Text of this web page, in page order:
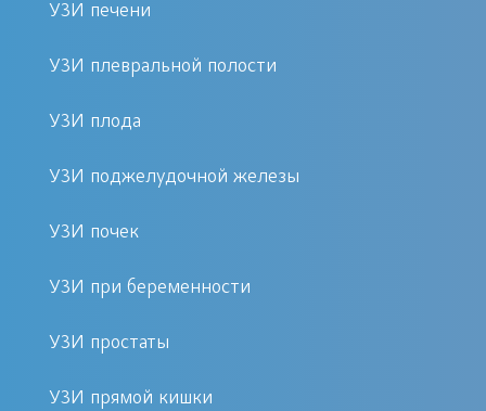
Это позволяет максимально
рассмотреть все ее структурные
изменения, определить, есть ли
и т.д.
Показания к УЗИ простаты и порядок подготовки к
Чтобы обнаружить патологию на
допустить серьезных осложнений,
УЗИ печени
УЗИ плевральной полости
УЗИ плода
УЗИ поджелудочной железы
УЗИ почек
УЗИ при беременности
УЗИ простаты
УЗИ прямой кишки